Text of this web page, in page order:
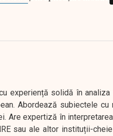
experiență solidă în
Abordează subiectele
Are expertiză în
sau ale altor instituții-